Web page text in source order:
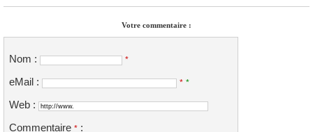
Votre commentaire :
Nom : *
eMail : * *
Web :
Commentaire * :